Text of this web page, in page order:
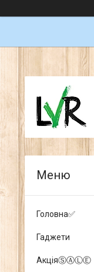
Головна✅
Гаджети
АкціяⓈⒶⓁⒺ